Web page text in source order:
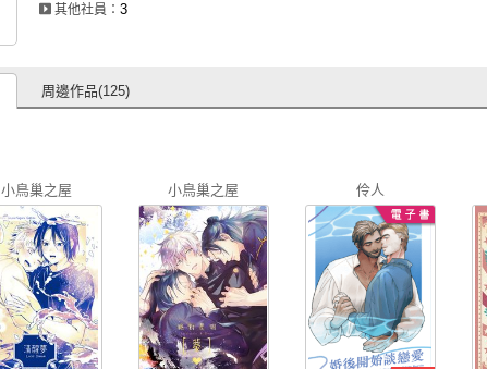
其他社員： 3
周邊作品(125)
小鳥巢之屋 小鳥巢之屋 伶人